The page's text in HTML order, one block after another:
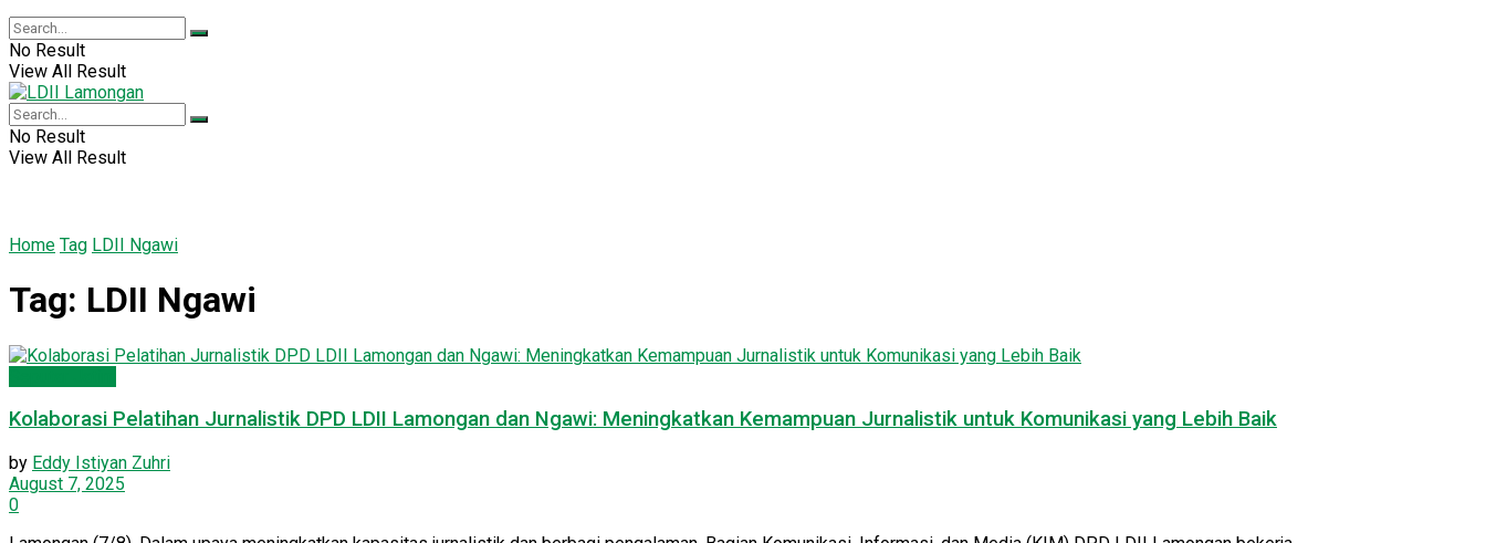
No Result
View All Result
No Result
View All Result
Home Tag LDII Ngawi
Tag: LDII Ngawi
Kolaborasi Pelatihan Jurnalistik DPD LDII Lamongan dan Ngawi: Meningkatkan Kemampuan Jurnalistik untuk Komunikasi yang Lebih Baik
by Eddy Istiyan Zuhri
August 7, 2025
0